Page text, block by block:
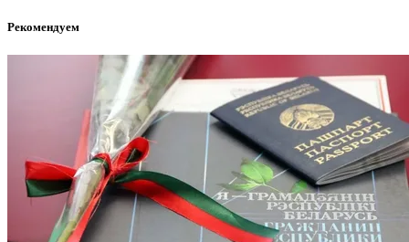
Рекомендуем